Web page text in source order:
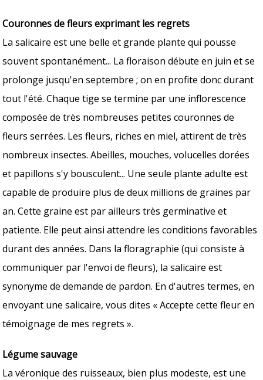
Couronnes de fleurs exprimant les regrets
La salicaire est une belle et grande plante qui pousse
souvent spontanément... La floraison débute en juin et se
prolonge jusqu'en septembre ; on en profite donc durant
tout l'été. Chaque tige se termine par une inflorescence
composée de très nombreuses petites couronnes de
fleurs serrées. Les fleurs, riches en miel, attirent de très
nombreux insectes. Abeilles, mouches, volucelles dorées
et papillons s'y bousculent... Une seule plante adulte est
capable de produire plus de deux millions de graines par
an. Cette graine est par ailleurs très germinative et
patiente. Elle peut ainsi attendre les conditions favorables
durant des années. Dans la floragraphie (qui consiste à
communiquer par l'envoi de fleurs), la salicaire est
synonyme de demande de pardon. En d'autres termes, en
envoyant une salicaire, vous dites « Accepte cette fleur en
témoignage de mes regrets ».
Légume sauvage
La véronique des ruisseaux, bien plus modeste, est une